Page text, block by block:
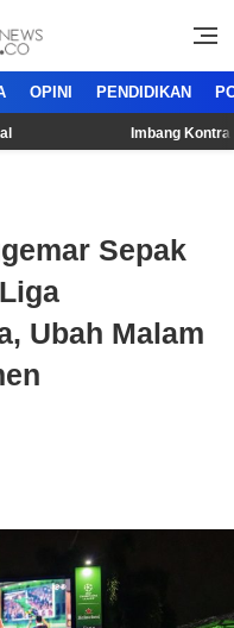
Bangsa
OPINI PENDIDIKAN
Imbang Kontra
Sepak
Ubah Malam